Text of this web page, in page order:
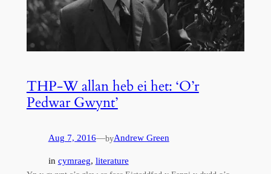
THP-W allan heb ei het: ‘O’r
Pedwar Gwynt’
Aug 7, 2016—byAndrew Green
in cymraeg, literature